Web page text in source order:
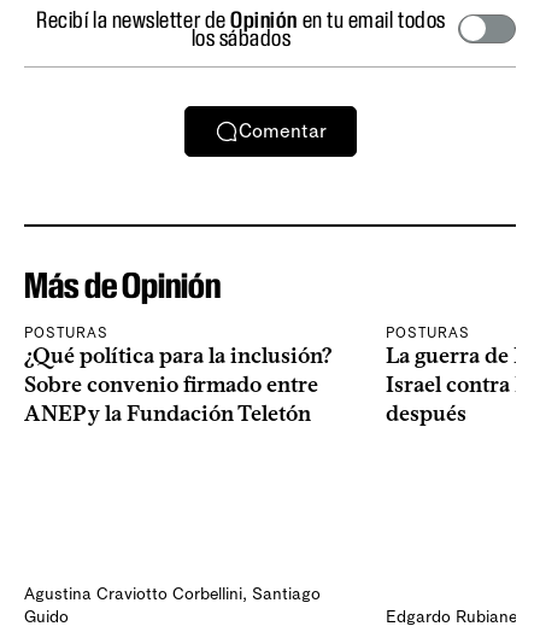
Recibí la newsletter deOpinión en tu email todos
los sábados
Comentar
Más de Opinión
POSTURAS
¿Qué política para la inclusión?
Sobre convenio firmado entre
ANEP y la Fundación Teletón
Agustina Craviotto Corbellini, Santiago
Guido
POSTURAS
La guerra de
Israel contra
después
Edgardo Rubianes